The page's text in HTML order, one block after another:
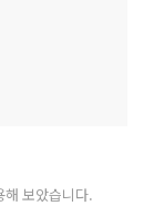
해 보았습니다.